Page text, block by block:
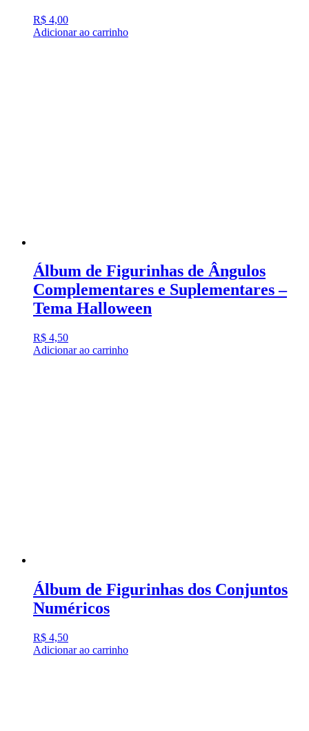
R$ 4,00
Adicionar ao carrinho
Álbum de Figurinhas de Ângulos
Complementares e Suplementares –
Tema Halloween
R$ 4,50
Adicionar ao carrinho
Álbum de Figurinhas dos Conjuntos
Numéricos
R$ 4,50
Adicionar ao carrinho